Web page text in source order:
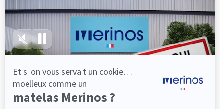
Dès 501,00 €
Découvrir